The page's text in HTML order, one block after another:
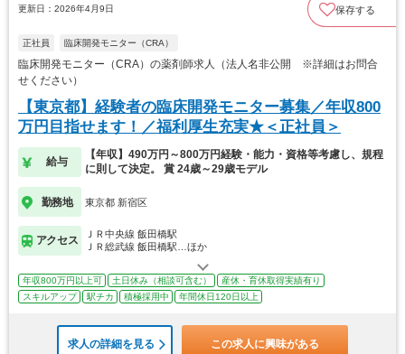
更新日：2026年4月9日 保存する
正社員 臨床開発モニター（CRA）
臨床開発モニター（CRA）の薬剤師求人（法人名非公開 ※詳細はお問合
せください）
【東京都】経験者の臨床開発モニター募集／年収800
万円目指せます！／福利厚生充実★＜正社員＞
給与
【年収】490万円～800万円経験・能力・資格等考慮し、規程
に則して決定。 賞 24歳～29歳モデル
勤務地 東京都 新宿区
アクセス
ＪＲ中央線 飯田橋駅
ＪＲ総武線 飯田橋駅…ほか
年収800万円以上可 土日休み（相談可含む）
産休・育休取得実績有り
スキルアップ
駅チカ 積極採用中 年間休日120日以上
求人の詳細を見る この求人に興味がある